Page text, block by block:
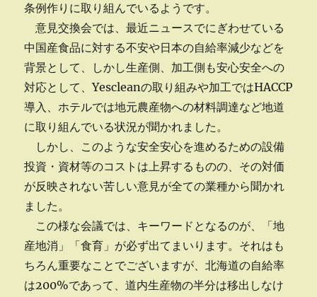
条例作りに取り組んでいるようです。
意見交換会では、最近ニュースでにぎわせている
中国産食品に対する不安や日本の自給率減少などを
背景として、しかし生産側、加工側も安心安全への
対応として、Yescleanの取り組みや加工ではHACCP
導入、ホテルでは地元農産物への材料調達など地道
に取り組んでいる状況が聞かれました。
しかし、このような安全安心を進めるための設備
投資・資材等のコストは上昇するものの、その対価
が反映されない苦しい意見が全ての業種から聞かれ
ました。
この様な会議では、キーワードとなるのが、「地
産地消」「食育」が必ず出てまいります。それはも
ちろん重要なことでございますが、北海道の自給率
は200%であって、道内生産物の半分は移出しなけ